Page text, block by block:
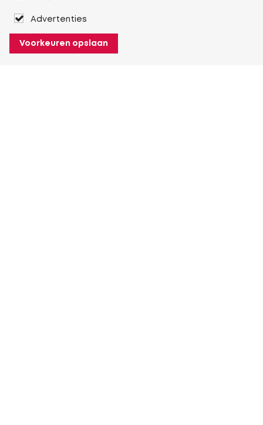
Advertenties
Voorkeuren opslaan